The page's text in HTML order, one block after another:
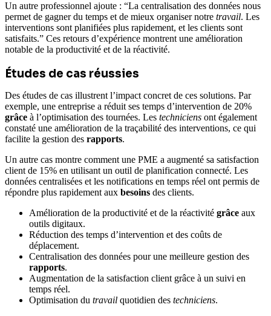
Un autre professionnel ajoute : “La centralisation des données nous
permet de gagner du temps et de mieux organiser notre travail. Les
interventions sont planifiées plus rapidement, et les clients sont
satisfaits.” Ces retours d’expérience montrent une amélioration
notable de la productivité et de la réactivité.
Études de cas réussies
Des études de cas illustrent l’impact concret de ces solutions. Par
exemple, une entreprise a réduit ses temps d’intervention de 20%
grâce à l’optimisation des tournées. Les techniciens ont également
constaté une amélioration de la traçabilité des interventions, ce qui
facilite la gestion des rapports.
Un autre cas montre comment une PME a augmenté sa satisfaction
client de 15% en utilisant un outil de planification connecté. Les
données centralisées et les notifications en temps réel ont permis de
répondre plus rapidement aux besoins des clients.
Amélioration de la productivité et de la réactivité grâce aux
outils digitaux.
Réduction des temps d’intervention et des coûts de
déplacement.
Centralisation des données pour une meilleure gestion des
rapports.
Augmentation de la satisfaction client grâce à un suivi en
temps réel.
Optimisation du travail quotidien des techniciens.